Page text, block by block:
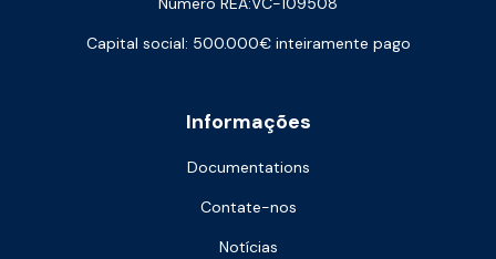
Informações
Documentations
Contate-nos
Notícias
Capital social: 500.000€ inteiramente pago